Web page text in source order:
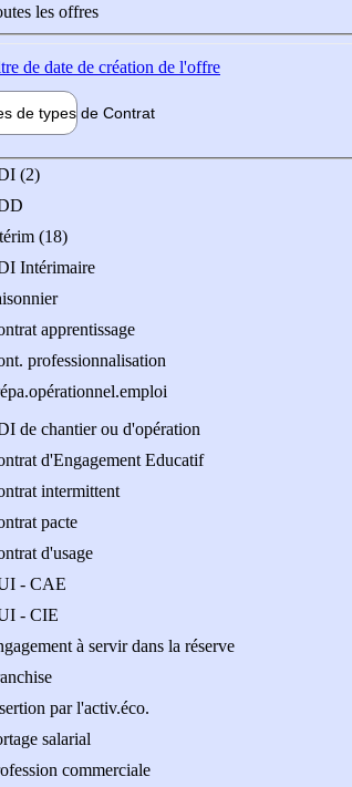
les offres
de date de création de l'offre
de types de Contrat
(2)
(18)
Intérimaire
apprentissage
professionnalisation
de chantier ou d'opération
d'Engagement Educatif
intermittent
pacte
d'usage
- CAE
- CIE
à servir dans la réserve
par l'activ.éco.
salarial
commerciale